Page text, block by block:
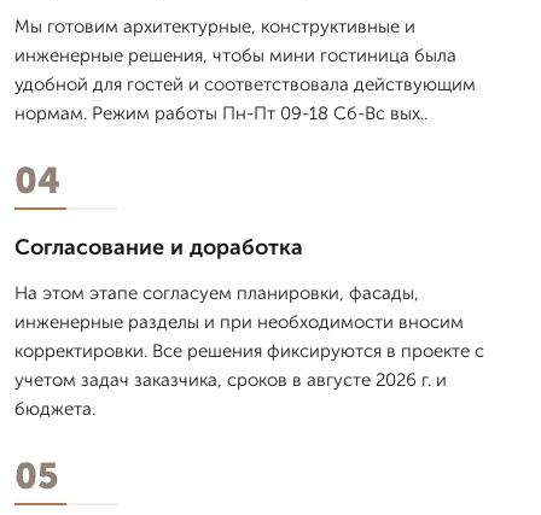
Мы готовим архитектурные, конструктивные и
инженерные решения, чтобы мини гостиница была
удобной для гостей и соответствовала действующим
нормам. Режим работы Пн-Пт 09-18 Сб-Вс вых..
04
Согласование и доработка
На этом этапе согласуем планировки, фасады,
инженерные разделы и при необходимости вносим
корректировки. Все решения фиксируются в проекте с
учетом задач заказчика, сроков в августе 2026 г. и
бюджета.
05